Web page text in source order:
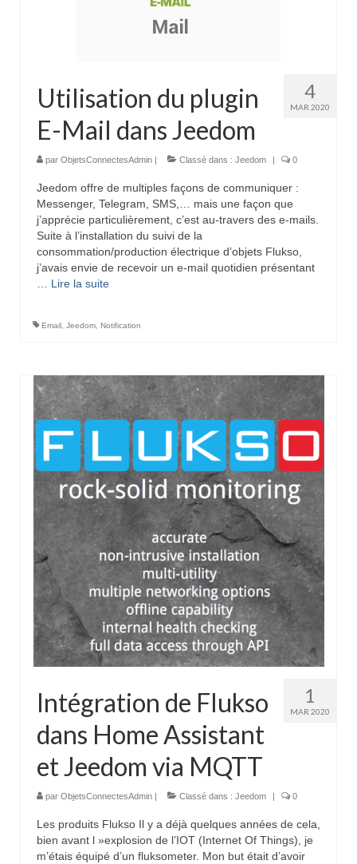
4
MAR 2020
Utilisation du plugin
E-Mail dans Jeedom
par ObjetsConnectesAdmin Classé dans : Jeedom 0
Jeedom offre de multiples façons de communiquer :
Messenger, Telegram, SMS,… mais une façon que
j’apprécie particulièrement, c’est au-travers des e-mails.
Suite à l’installation du suivi de la
consommation/production électrique d’objets Flukso,
j’avais envie de recevoir un e-mail quotidien présentant
… Lire la suite­­
Email, Jeedom, Notification
1
MAR 2020
Intégration de Flukso
dans Home Assistant
et Jeedom via MQTT
par ObjetsConnectesAdmin Classé dans : Jeedom 0
Les produits Flukso Il y a déjà quelques années de cela,
bien avant l »explosion de l’IOT (Internet Of Things), je
m’étais équipé d’un fluksometer. Mon but était d’avoir